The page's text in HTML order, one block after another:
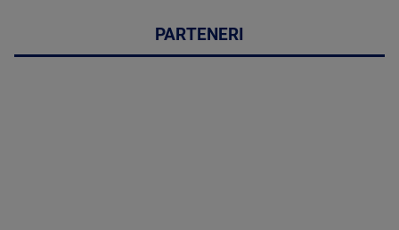
PARTENERI